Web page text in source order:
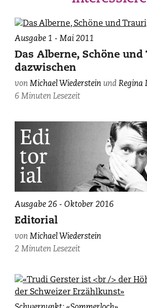
Ausgabe 1 - Mai 2011
Das Alberne, Schöne und
dazwischen
vonMichael Wiederstein undRegina
6 Minuten Lesezeit
Ausgabe 26 - Oktober 2016
Editorial
vonMichael Wiederstein
2 Minuten Lesezeit
Michael